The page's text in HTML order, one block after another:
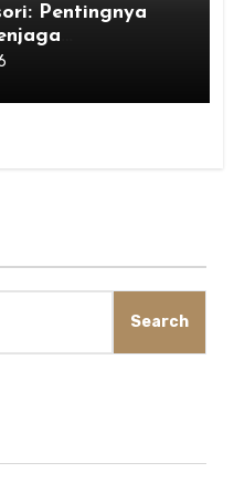
Pentingnya
Search